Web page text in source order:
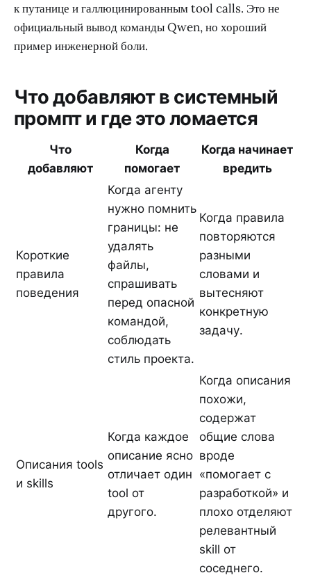
к путанице и галлюцинированным tool calls. Это не
официальный вывод команды Qwen, но хороший
пример инженерной боли.
Что добавляют в системный
промпт и где это ломается
Что
добавляют
Когда
помогает
Когда начинает
вредить
Короткие
правила
поведения
Когда агенту
нужно помнить
границы: не
удалять
файлы,
спрашивать
перед опасной
командой,
соблюдать
стиль проекта.
Когда правила
повторяются
разными
словами и
вытесняют
конкретную
задачу.
Описания tools
и skills
Когда каждое
описание ясно
отличает один
tool от
другого.
Когда описания
похожи,
содержат
общие слова
вроде
«помогает с
разработкой» и
плохо отделяют
релевантный
skill от
соседнего.